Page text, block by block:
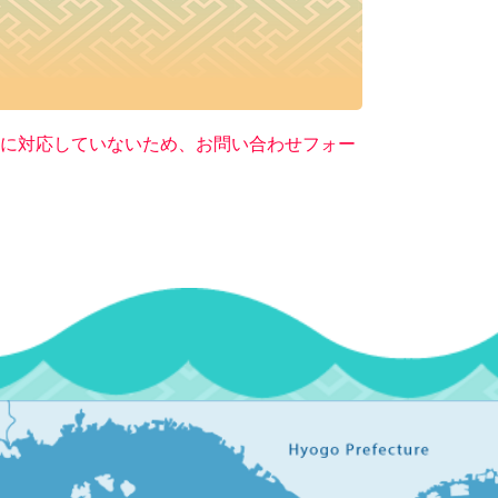
対応していないため、お問い合わせフォー